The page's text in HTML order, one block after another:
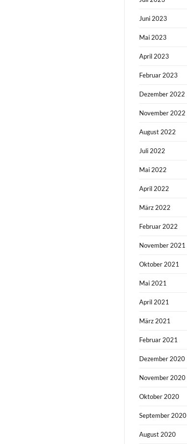
Juni 2023
Mai 2023
April 2023
Februar 2023
Dezember 2022
November 2022
August 2022
Juli 2022
Mai 2022
April 2022
März 2022
Februar 2022
November 2021
Oktober 2021
Mai 2021
April 2021
März 2021
Februar 2021
Dezember 2020
November 2020
Oktober 2020
September 2020
August 2020